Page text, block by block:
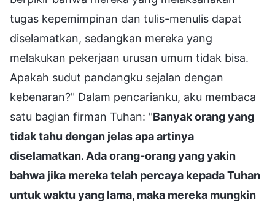
tugas kepemimpinan dan tulis-menulis dapat
diselamatkan, sedangkan mereka yang
melakukan pekerjaan urusan umum tidak bisa.
Apakah sudut pandangku sejalan dengan
kebenaran?" Dalam pencarianku, aku membaca
satu bagian firman Tuhan: "Banyak orang yang
tidak tahu dengan jelas apa artinya
diselamatkan. Ada orang-orang yang yakin
bahwa jika mereka telah percaya kepada Tuhan
untuk waktu yang lama, maka mereka mungkin